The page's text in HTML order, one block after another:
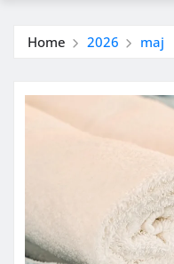
Home 2026 maj